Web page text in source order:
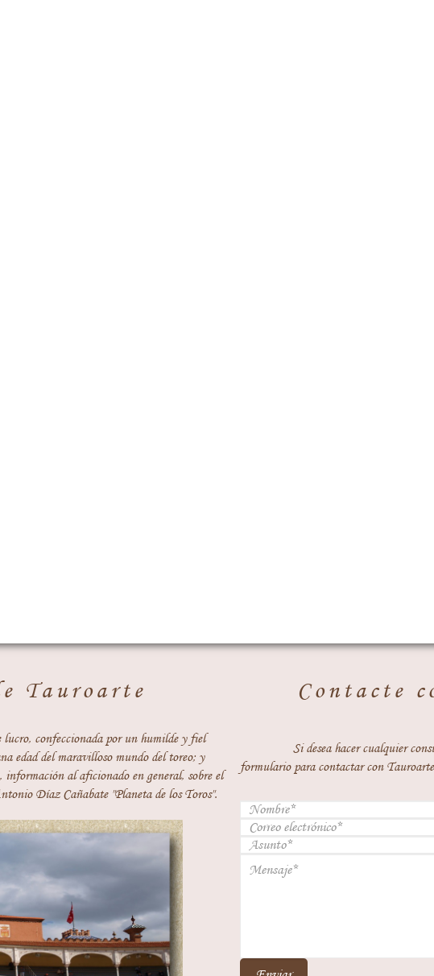
Tauroarte
confeccionada por un humilde y fiel
edad del maravilloso mundo del toreo; y
al aficionado en general, sobre el
Díaz Cañabate "Planeta de los Toros".
Contacte
Si desea hacer cualquier
formulario para contactar con